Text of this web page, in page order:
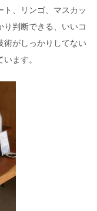
、リンゴ、マスカッ
り判断できる、いいコ
術がしっかりしてない
ます。